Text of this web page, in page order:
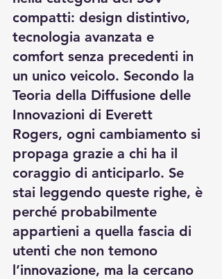
compatti: design distintivo,
tecnologia avanzata e
comfort senza precedenti in
un unico veicolo. Secondo la
Teoria della Diffusione delle
Innovazioni di Everett
Rogers, ogni cambiamento si
propaga grazie a chi ha il
coraggio di anticiparlo. Se
stai leggendo queste righe, è
perché probabilmente
appartieni a quella fascia di
utenti che non temono
l’innovazione, ma la cercano